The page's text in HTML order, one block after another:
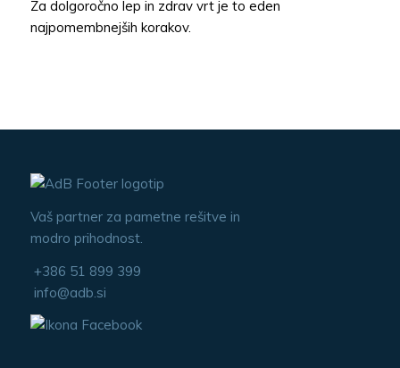
Za dolgoročno lep in zdrav vrt je to eden
najpomembnejših korakov.
Vaš partner za pametne rešitve in
modro prihodnost.
+386 51 899 399
info@adb.si